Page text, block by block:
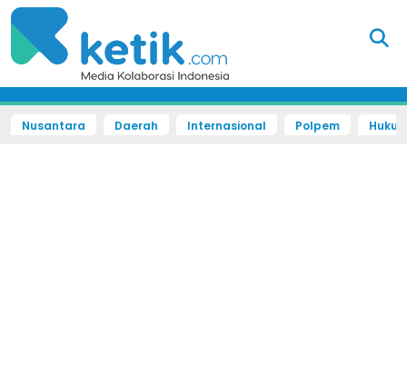
Nusantara Daerah Internasional Polpem